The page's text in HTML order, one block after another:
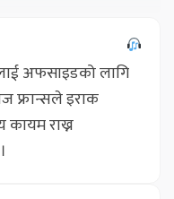
अफसाइडको लागि
फ्रान्सले इराक
राख्न